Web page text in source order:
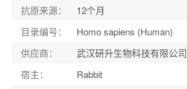
抗原来源：
12个月
目录编号：
Homo sapiens (Human)
供应商：
武汉研升生物科技有限公司
宿主：
Rabbit